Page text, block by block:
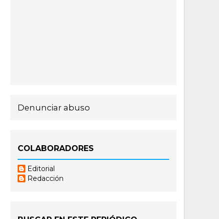
Denunciar abuso
COLABORADORES
Editorial
Redacción